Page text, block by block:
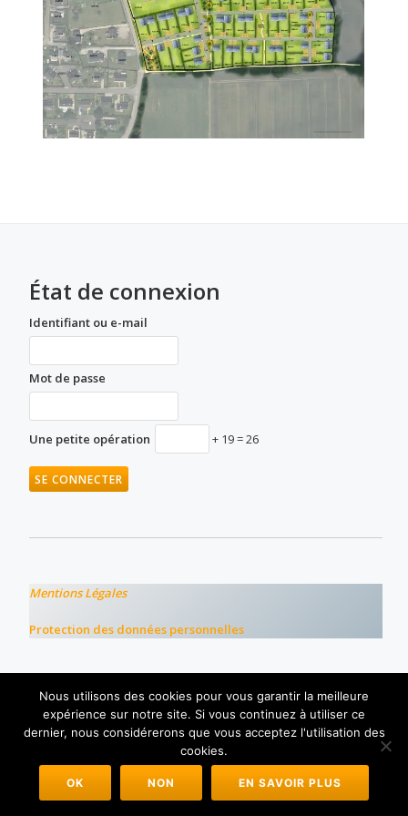
État de connexion
Identifiant ou e-mail
Mot de passe
Une petite opération + 19 = 26
Mentions Légales
Protection des données personnelles
© C.O.E 2019
Azera Shop est propulsé par
Nous utilisons des cookies pour vous garantir la meilleure
expérience sur notre site. Si vous continuez à utiliser ce
dernier, nous considérerons que vous acceptez l'utilisation des
cookies.
OK NON EN SAVOIR PLUS